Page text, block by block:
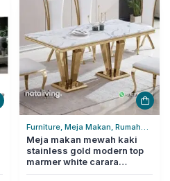
Furniture, Meja Makan, Rumah
Tangga
Meja makan mewah kaki
stainless gold modern top
marmer white carara